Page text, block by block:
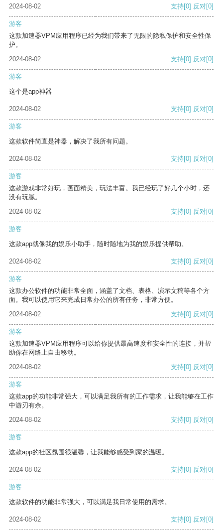
2024-08-02 支持[0] 反对[0]
游客
这款加速器VPM应用程序已经为我们带来了无限的隐私保护和安全性保
护。
2024-08-02
支持[0] 反对[0]
游客
这个是app神器
2024-08-02 支持[0] 反对[0]
游客
这款软件简直是神器，解决了我所有问题。
2024-08-02 支持[0] 反对[0]
游客
这款游戏非常好玩，画面精美，玩法丰富。我已经玩了好几个小时，还
没有玩腻。
2024-08-02
支持[0] 反对[0]
游客
这款app就像我的娱乐小助手，随时随地为我的娱乐提供帮助。
2024-08-02 支持[0] 反对[0]
游客
这款办公软件的功能非常全面，涵盖了文档、表格、演示文稿等各个方
面。我可以使用它来完成日常办公的所有任务，非常方便。
2024-08-02
支持[0] 反对[0]
游客
这款加速器VPM应用程序可以给你提供最高速度和安全性的连接，并帮
助你在网络上自由移动。
2024-08-02
支持[0] 反对[0]
游客
这款app的功能非常强大，可以满足我所有的工作需求，让我能够在工作
中游刃有余。
2024-08-02
支持[0] 反对[0]
游客
这款app的社区氛围很温馨，让我能够感受到家的温暖。
2024-08-02 支持[0] 反对[0]
游客
这款软件的功能非常强大，可以满足我日常使用的需求。
2024-08-02 支持[0] 反对[0]